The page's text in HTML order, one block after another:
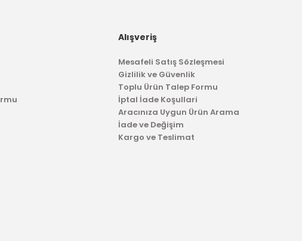
Ön Fren Balatası Transit V184 Önden Çeker
2.811,09 TL
Alışveriş
Mesafeli Satış Sözleşmesi
Gizlilik ve Güvenlik
Toplu Ürün Talep Formu
İptal İade Koşullari
Aracınıza Uygun Ürün Arama
İade ve Değişim
Kargo ve Teslimat